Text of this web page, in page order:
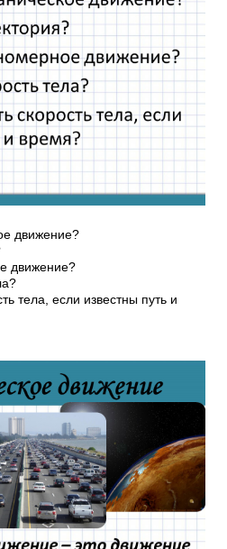
движение?
движение?
тела, если известны путь и